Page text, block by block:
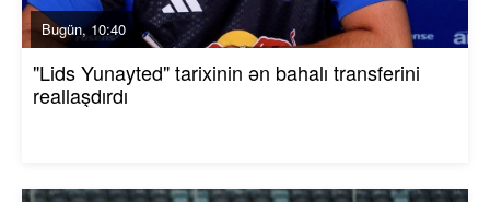
Bugün, 10:40
"Lids Yunayted" tarixinin ən bahalı transferini
reallaşdırdı